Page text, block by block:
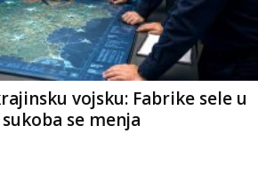
vojsku: Fabrike sele u
se menja